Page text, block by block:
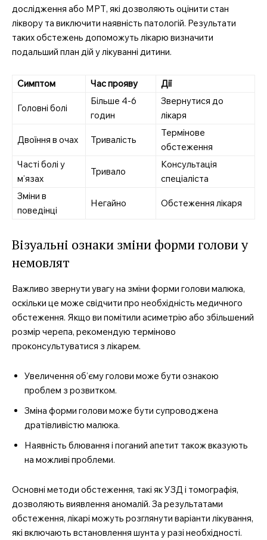
дослідження або МРТ, які дозволяють оцінити стан
ліквору та виключити наявність патологій. Результати
таких обстежень допоможуть лікарю визначити
подальший план дій у лікуванні дитини.
Симптом Час прояву Дії
Головні болі
Більше 4-6
годин
Звернутися до
лікаря
Двоїння в очах Тривалість
Термінове
обстеження
Часті болі у
м’язах
Тривало
Консультація
спеціаліста
Зміни в
поведінці
Негайно Обстеження лікаря
Візуальні ознаки зміни форми голови у
немовлят
Важливо звернути увагу на зміни форми голови малюка,
оскільки це може свідчити про необхідність медичного
обстеження. Якщо ви помітили асиметрію або збільшений
розмір черепа, рекомендую терміново
проконсультуватися з лікарем.
Увеличення об’єму голови може бути ознакою
проблем з розвитком.
Зміна форми голови може бути супроводжена
дратівливістю малюка.
Наявність блювання і поганий апетит також вказують
на можливі проблеми.
Основні методи обстеження, такі як УЗД і томографія,
дозволяють виявлення аномалій. За результатами
обстеження, лікарі можуть розглянути варіанти лікування,
які включають встановлення шунта у разі необхідності.